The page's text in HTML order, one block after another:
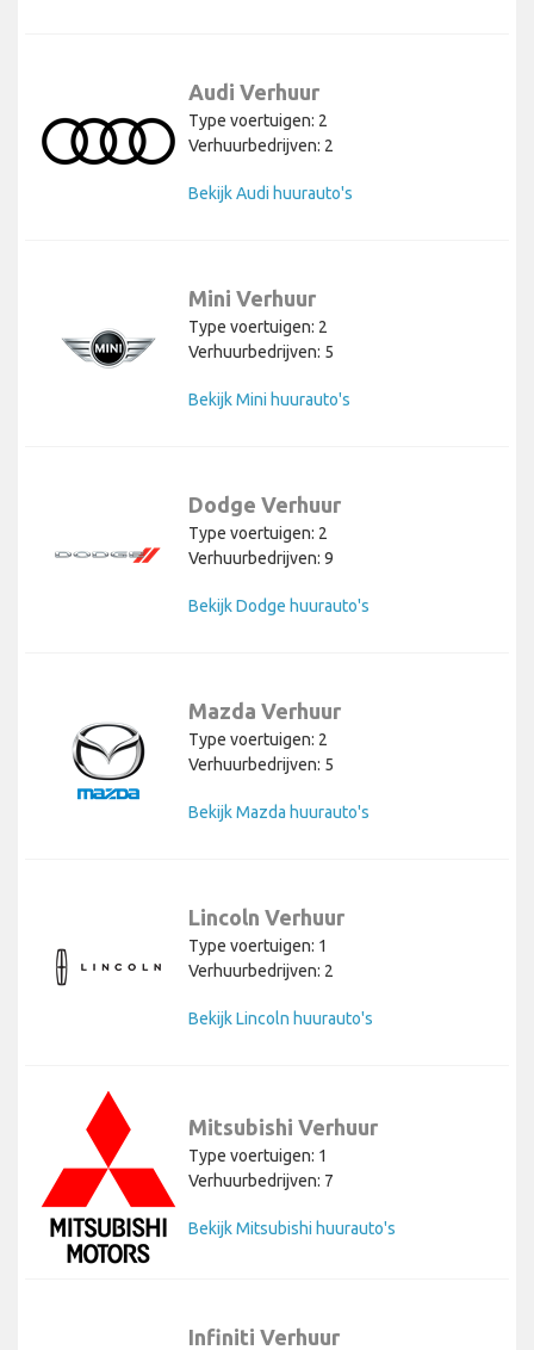
Audi Verhuur
Type voertuigen: 2
Verhuurbedrijven: 2
Bekijk Audi huurauto's
Mini Verhuur
Type voertuigen: 2
Verhuurbedrijven: 5
Bekijk Mini huurauto's
Dodge Verhuur
Type voertuigen: 2
Verhuurbedrijven: 9
Bekijk Dodge huurauto's
Mazda Verhuur
Type voertuigen: 2
Verhuurbedrijven: 5
Bekijk Mazda huurauto's
Lincoln Verhuur
Type voertuigen: 1
Verhuurbedrijven: 2
Bekijk Lincoln huurauto's
Mitsubishi Verhuur
Type voertuigen: 1
Verhuurbedrijven: 7
Bekijk Mitsubishi huurauto's
Infiniti Verhuur